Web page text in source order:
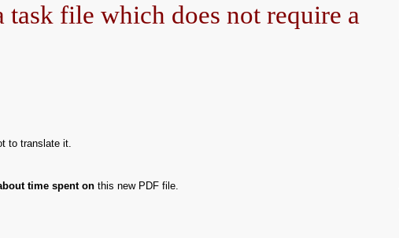
task file which does not require a
to translate it.
time spent on this new PDF file.